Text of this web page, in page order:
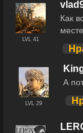
LVL 41
Как
LVL 29
А